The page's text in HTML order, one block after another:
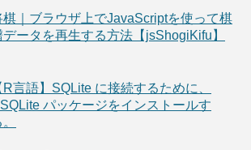
棋｜ブラウザ上でJavaScriptを使って棋
データを再生する方法【jsShogiKifu】
R言語】SQLite に接続するために、
パッケージをインストールす